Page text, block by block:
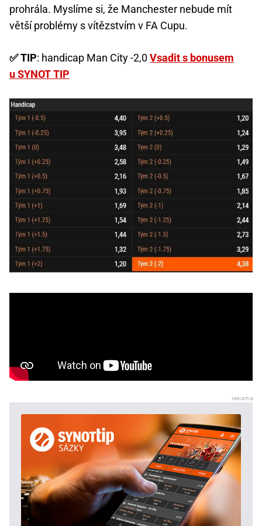
prohrála. Myslíme si, že Manchester nebude mít
větší problémy s vítězstvím v FA Cupu.
✅ TIP: handicap Man City -2,0Vsadit s bonusem
u SYNOT TIP